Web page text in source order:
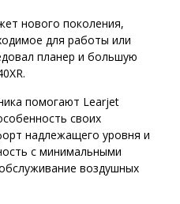
нового поколения,
для работы или
планер и большую
помогают Learjet
своих
надлежащего уровня и
с минимальными
воздушных